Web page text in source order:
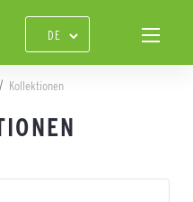
Kollektionen